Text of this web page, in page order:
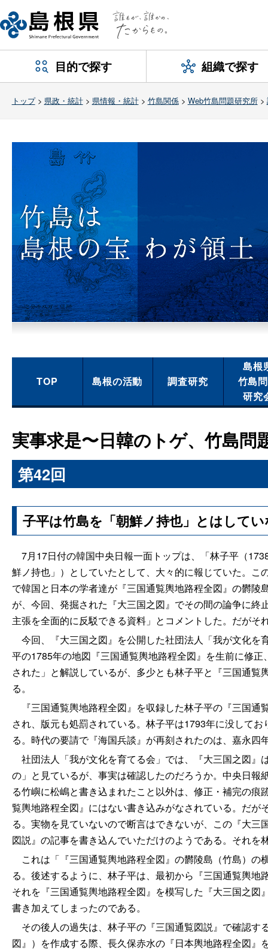
目的で探す 組織で探す
トップ> 県政・統計> 県情報・統計> 竹島関係> Web竹島問題研究所>
TOP 島根の活動 調査研究
島根
竹島
研究
実事求是〜日韓のトゲ、竹島問
第42回
子平は竹島を「朝鮮ノ持也」とはして
7月17日付の韓国中央日報一面トップは、「林子平（
鮮ノ持也」）としていたとして、大々的に報じていた。
で韓国と日本の学者達が『三国通覧輿地路程全図』の欝
が、今回、発掘された『大三国之図』でその間の論争に
主張を全面的に反駁できる資料」とコメントした。だが
今回、『大三国之図』を公開した社団法人「我が文化を
平の1785年の地図『三国通覧輿地路程全図』を生前に修
された」と解説しているが、多少とも林子平と『三国通
る。
『三国通覧輿地路程全図』を収録した林子平の『三国通
され、版元も処罰されている。林子平は1793年に没して
る。時代の要請で『海国兵談』が再刻されたのは、嘉永四
社団法人「我が文化を育てる会」では、『大三国之図』
の」と見ているが、事実は確認したのだろうか。中央日
る竹嶼に松嶋と書き込まれたこと以外は、修正・補完の
覧輿地路程全図』にはない書き込みがなされている。だ
る。実物を見ていないので断言はできないが、この『大
図説』の記事を書き込んでいただけのようである。それ
これは「『三国通覧輿地路程全図』の欝陵島（竹島）の
る。後述するように、林子平は、最初から『三国通覧輿
それを『三国通覧輿地路程全図』を模写した『大三国之
書き加えてしまったのである。
その後人の過失は、林子平の『三国通覧図説』で確認す
図』）を作成する際、長久保赤水の『日本輿地路程全図